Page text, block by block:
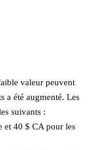
valeur peuvent
a été augmenté. Les
suivants :
et 40 $ CA pour les